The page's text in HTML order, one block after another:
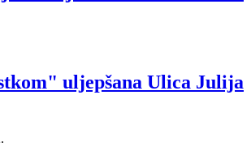
uljepšana Ulica Julija